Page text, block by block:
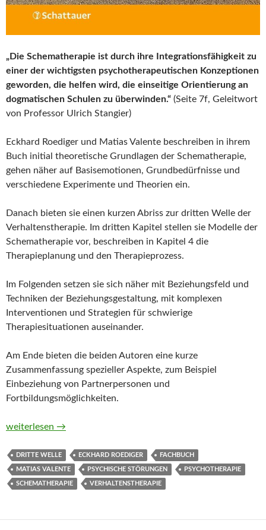
„Die Schematherapie ist durch ihre Integrationsfähigkeit zu
einer der wichtigsten psychotherapeutischen Konzeptionen
geworden, die helfen wird, die einseitige Orientierung an
dogmatischen Schulen zu überwinden.“ (Seite 7f, Geleitwort
von Professor Ulrich Stangier)
Eckhard Roediger und Matias Valente beschreiben in ihrem
Buch initial theoretische Grundlagen der Schematherapie,
gehen näher auf Basisemotionen, Grundbedürfnisse und
verschiedene Experimente und Theorien ein.
Danach bieten sie einen kurzen Abriss zur dritten Welle der
Verhaltenstherapie. Im dritten Kapitel stellen sie Modelle der
Schematherapie vor, beschreiben in Kapitel 4 die
Therapieplanung und den Therapieprozess.
Im Folgenden setzen sie sich näher mit Beziehungsfeld und
Techniken der Beziehungsgestaltung, mit komplexen
Interventionen und Strategien für schwierige
Therapiesituationen auseinander.
Am Ende bieten die beiden Autoren eine kurze
Zusammenfassung spezieller Aspekte, zum Beispiel
Einbeziehung von Partnerpersonen und
Fortbildungsmöglichkeiten.
Schematherapie. Kontextuell – prozessbasiert – interpersonal
weiterlesen →
DRITTE WELLE ECKHARD ROEDIGER FACHBUCH
MATIAS VALENTE PSYCHISCHE STÖRUNGEN PSYCHOTHERAPIE
SCHEMATHERAPIE VERHALTENSTHERAPIE